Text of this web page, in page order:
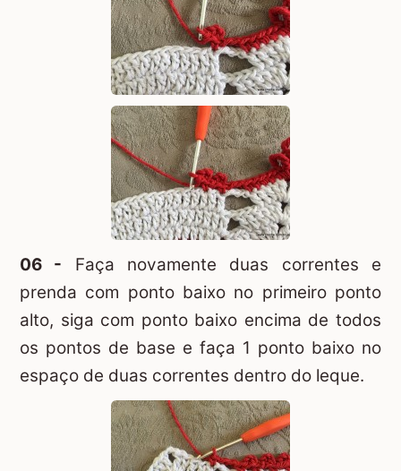
06 - Faça novamente duas correntes e
prenda com ponto baixo no primeiro ponto
alto, siga com ponto baixo encima de todos
os pontos de base e faça 1 ponto baixo no
espaço de duas correntes dentro do leque.